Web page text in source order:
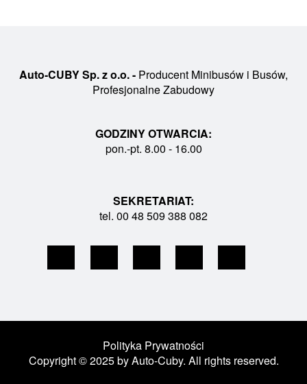
Auto-CUBY Sp. z o.o. - Producent Minibusów i Busów,
Profesjonalne Zabudowy
GODZINY OTWARCIA:
pon.-pt. 8.00 - 16.00
SEKRETARIAT:
tel. 00 48 509 388 082
Polityka Prywatności
Copyright © 2025 by Auto-Cuby. All rights reserved.